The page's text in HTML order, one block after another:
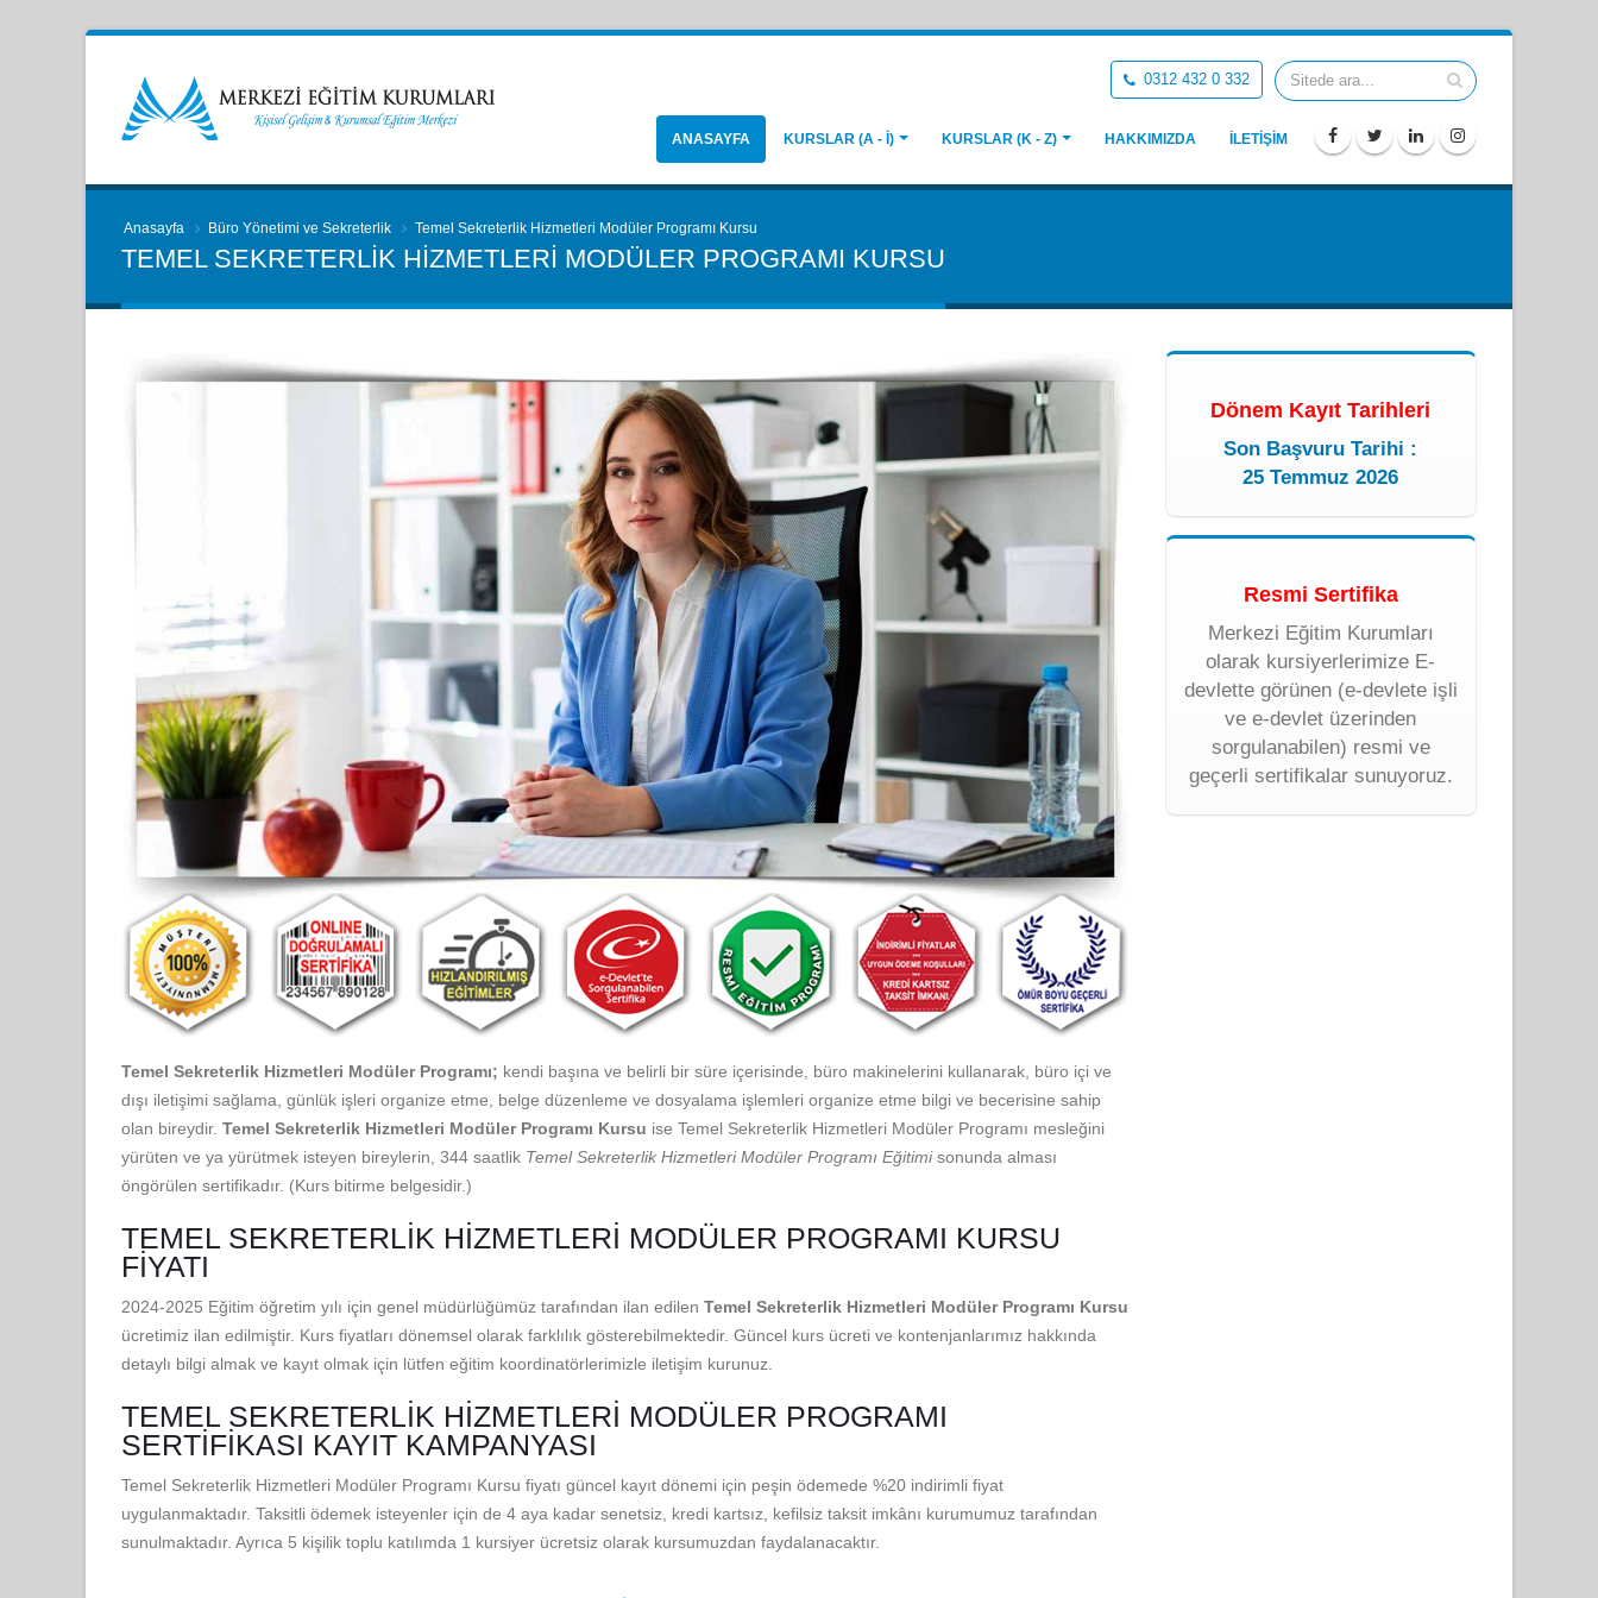
0312 432 0 332
ANASAYFA KURSLAR (A - İ) KURSLAR (K - Z) HAKKIMIZDA İLETİŞİM
Anasayfa Büro Yönetimi ve Sekreterlik Temel Sekreterlik Hizmetleri Modüler Programı Kursu
TEMEL SEKRETERLIK HIZMETLERI MODÜLER PROGRAMI KURSU
Temel Sekreterlik Hizmetleri Modüler Programı; kendi başına ve belirli bir süre içerisinde, büro makinelerini kullanarak, büro içi ve
dışı iletişimi sağlama, günlük işleri organize etme, belge düzenleme ve dosyalama işlemleri organize etme bilgi ve becerisine sahip
olan bireydir. Temel Sekreterlik Hizmetleri Modüler Programı Kursu ise Temel Sekreterlik Hizmetleri Modüler Programı mesleğini
yürüten ve ya yürütmek isteyen bireylerin, 344 saatlik Temel Sekreterlik Hizmetleri Modüler Programı Eğitimisonunda alması
öngörülen sertifikadır. (Kurs bitirme belgesidir.)
TEMEL SEKRETERLIK HIZMETLERI MODÜLER PROGRAMI KURSU
FIYATI
2024-2025 Eğitim öğretim yılı için genel müdürlüğümüz tarafından ilan edilen Temel Sekreterlik Hizmetleri Modüler Programı Kursu
ücretimiz ilan edilmiştir. Kurs fiyatları dönemsel olarak farklılık gösterebilmektedir. Güncel kurs ücreti ve kontenjanlarımız hakkında
detaylı bilgi almak ve kayıt olmak için lütfen eğitim koordinatörlerimizle iletişim kurunuz.
TEMEL SEKRETERLIK HIZMETLERI MODÜLER PROGRAMI
SERTIFIKASI KAYIT KAMPANYASI
Temel Sekreterlik Hizmetleri Modüler Programı Kursu fiyatı güncel kayıt dönemi için peşin ödemede %20 indirimli fiyat
uygulanmaktadır. Taksitli ödemek isteyenler için de 4 aya kadar senetsiz, kredi kartsız, kefilsiz taksit imkânı kurumumuz tarafından
sunulmaktadır. Ayrıca 5 kişilik toplu katılımda 1 kursiyer ücretsiz olarak kursumuzdan faydalanacaktır.
Dönem Kayıt Tarihleri
Son Başvuru Tarihi :
25 Temmuz 2026
Resmi Sertifika
Merkezi Eğitim Kurumları
olarak kursiyerlerimize E-
devlette görünen (e-devlete işli
ve e-devlet üzerinden
sorgulanabilen) resmi ve
geçerli sertifikalar sunuyoruz.